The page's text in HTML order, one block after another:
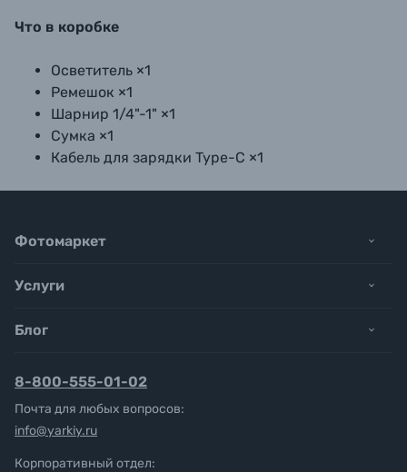
Что в коробке
Осветитель ×1
Ремешок ×1
Шарнир 1/4"-1" ×1
Сумка ×1
Кабель для зарядки Type-C ×1
Фотомаркет
Услуги
Блог
8-800-555-01-02
Почта для любых вопросов:
info@yarkiy.ru
Корпоративный отдел: